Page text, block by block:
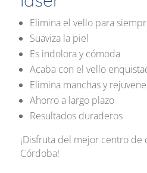
Elimina el vello para
Suaviza la piel
Es indolora y cómoda
Acaba con el vello
Elimina manchas y
Ahorro a largo plazo
Resultados duraderos
¡Disfruta del mejor centro de
Córdoba!